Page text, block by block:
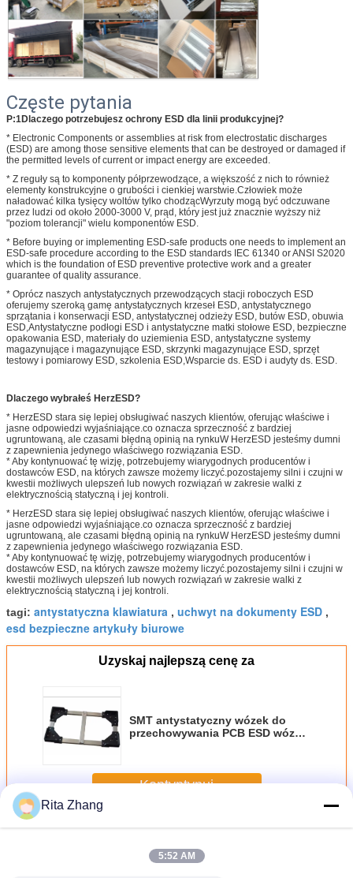
Częste pytania
P:1Dlaczego potrzebujesz ochrony ESD dla linii produkcyjnej?
* Electronic Components or assemblies at risk from electrostatic discharges
(ESD) are among those sensitive elements that can be destroyed or damaged if
the permitted levels of current or impact energy are exceeded.
* Z reguły są to komponenty półprzewodzące, a większość z nich to również
elementy konstrukcyjne o grubości i cienkiej warstwie.Człowiek może
naładować kilka tysięcy woltów tylko chodzącWyrzuty mogą być odczuwane
przez ludzi od około 2000-3000 V, prąd, który jest już znacznie wyższy niż
"poziom tolerancji" wielu komponentów ESD.
* Before buying or implementing ESD-safe products one needs to implement an
ESD-safe procedure according to the ESD standards IEC 61340 or ANSI S2020
which is the foundation of ESD preventive protective work and a greater
guarantee of quality assurance.
* Oprócz naszych antystatycznych przewodzących stacji roboczych ESD
oferujemy szeroką gamę antystatycznych krzeseł ESD, antystatycznego
sprzątania i konserwacji ESD, antystatycznej odzieży ESD, butów ESD, obuwia
ESD,Antystatyczne podłogi ESD i antystatyczne matki stołowe ESD, bezpieczne
opakowania ESD, materiały do uziemienia ESD, antystatyczne systemy
magazynujące i magazynujące ESD, skrzynki magazynujące ESD, sprzęt
testowy i pomiarowy ESD, szkolenia ESD,Wsparcie ds. ESD i audyty ds. ESD.
Dlaczego wybrałeś HerzESD?
* HerzESD stara się lepiej obsługiwać naszych klientów, oferując właściwe i
jasne odpowiedzi wyjaśniające.co oznacza sprzeczność z bardziej
ugruntowaną, ale czasami błędną opinią na rynkuW HerzESD jesteśmy dumni
z zapewnienia jedynego właściwego rozwiązania ESD.
* Aby kontynuować tę wizję, potrzebujemy wiarygodnych producentów i
dostawców ESD, na których zawsze możemy liczyć.pozostajemy silni i czujni w
kwestii możliwych ulepszeń lub nowych rozwiązań w zakresie walki z
elektrycznością statyczną i jej kontroli.
* HerzESD stara się lepiej obsługiwać naszych klientów, oferując właściwe i
jasne odpowiedzi wyjaśniające.co oznacza sprzeczność z bardziej
ugruntowaną, ale czasami błędną opinią na rynkuW HerzESD jesteśmy dumni
z zapewnienia jedynego właściwego rozwiązania ESD.
* Aby kontynuować tę wizję, potrzebujemy wiarygodnych producentów i
dostawców ESD, na których zawsze możemy liczyć.pozostajemy silni i czujni w
kwestii możliwych ulepszeń lub nowych rozwiązań w zakresie walki z
elektrycznością statyczną i jej kontroli.
tagi: antystatyczna klawiatura , uchwyt na dokumenty ESD ,
esd bezpieczne artykuły biurowe
Uzyskaj najlepszą cenę za
SMT antystatyczny wózek do
przechowywania PCB ESD wózek
Kontyntynuj
JeszczeArtykuły biurowe ESD
Rita Zhang
5:52 AM